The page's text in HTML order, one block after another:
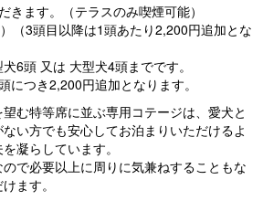
きます。（テラスのみ喫煙可能）
（3頭目以降は1頭あたり2,200円追加とな
6頭 又は 大型犬4頭までです。
につき2,200円追加となります。
む特等席に並ぶ専用コテージは、愛犬と
い方でも安心してお泊まりいただけるよ
凝らしています。
で必要以上に周りに気兼ねすることもな
ます。